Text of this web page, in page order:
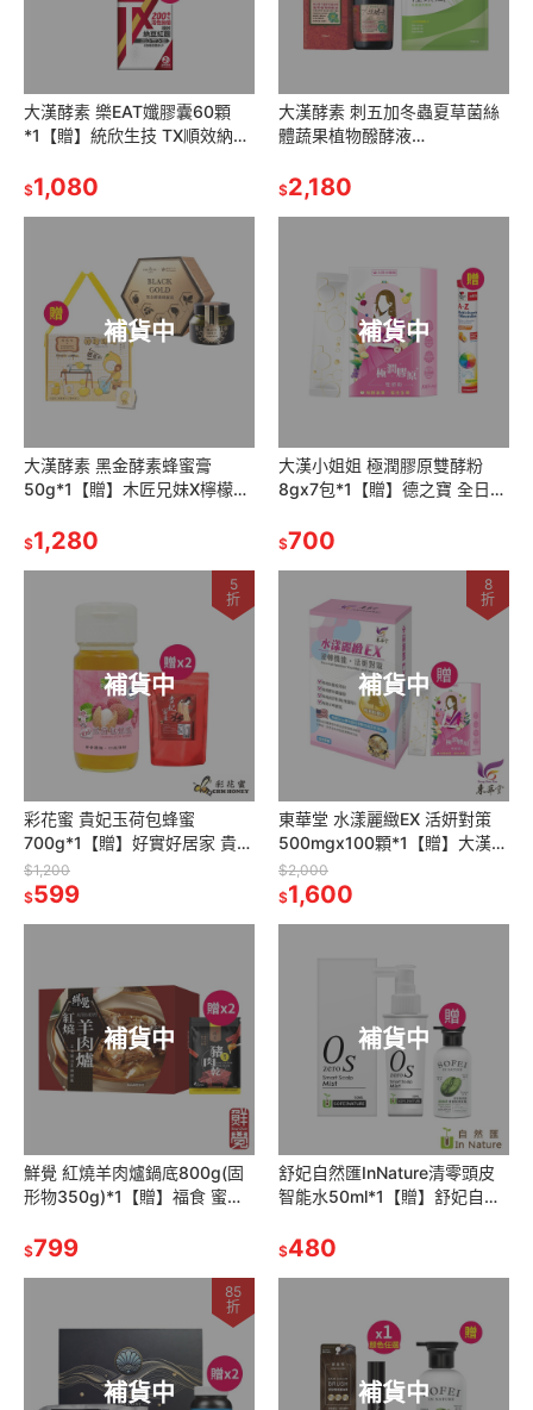
大漢酵素 樂EAT孅膠囊60顆
*1【贈】統欣生技 TX順效納豆
$1,080
大漢酵素 刺五加冬蟲夏草菌絲
體蔬果植物醱酵液
孅4gx15包*1
$2,180
補貨中
大漢酵素 黑金酵素蜂蜜膏
50g*1【贈】木匠兄妹X檸檬磚
$1,280
補貨中
大漢小姐姐 極潤膠原雙酵粉
8gx7包*1【贈】德之寶 全日綜
$700
補貨中
5
折
彩花蜜 貴妃玉荷包蜂蜜
700g*1【贈】好實好居家 貴妃
蜜棗80g*2
$1,200
$599
補貨中
8
折
東華堂 水漾麗緻EX 活妍對策
500mgx100顆*1【贈】大漢小
姐姐 極潤膠原雙酵粉8gx7包*1
$2,000
$1,600
補貨中
鮮覺 紅燒羊肉爐鍋底800g(固
形物350g)*1【贈】福食 蜜汁
$799
補貨中
舒妃自然匯InNature清零頭皮
智能水50ml*1【贈】舒妃自然
300ml*1
$480
補貨中
85
折
補貨中